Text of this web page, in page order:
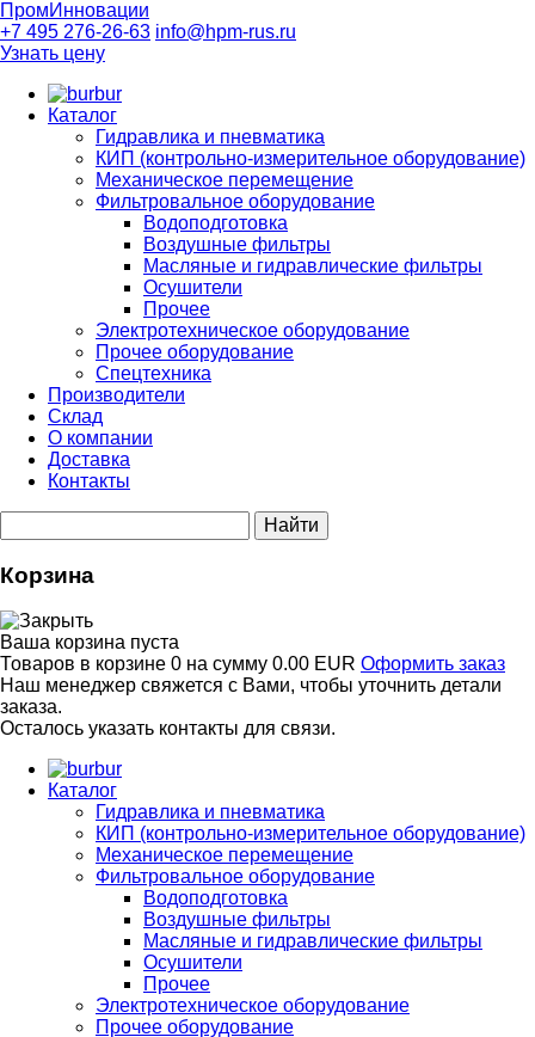
ПромИнновации
+7 495 276-26-63 info@hpm-rus.ru
Узнать цену
bur
Каталог
Гидравлика и пневматика
КИП (контрольно-измерительное оборудование)
Механическое перемещение
Фильтровальное оборудование
Водоподготовка
Воздушные фильтры
Масляные и гидравлические фильтры
Осушители
Прочее
Электротехническое оборудование
Прочее оборудование
Спецтехника
Производители
Склад
О компании
Доставка
Контакты
Корзина
Ваша корзина пуста
Товаров в корзине 0 на сумму 0.00 EUR Оформить заказ
Наш менеджер свяжется с Вами, чтобы уточнить детали
заказа.
Осталось указать контакты для связи.
bur
Каталог
Гидравлика и пневматика
КИП (контрольно-измерительное оборудование)
Механическое перемещение
Фильтровальное оборудование
Водоподготовка
Воздушные фильтры
Масляные и гидравлические фильтры
Осушители
Прочее
Электротехническое оборудование
Прочее оборудование